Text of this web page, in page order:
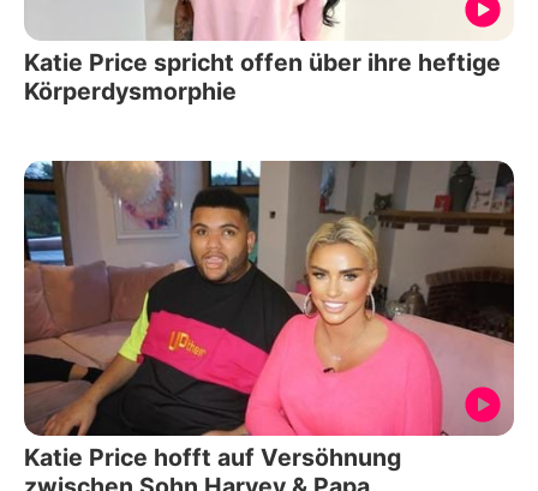
Katie Price spricht offen über ihre heftige
Körperdysmorphie
Katie Price hofft auf Versöhnung